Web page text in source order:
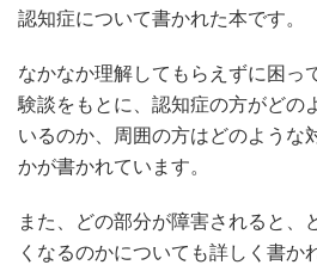
認知症について書かれた本です。
なかなか理解してもらえずに困っ
験談をもとに、認知症の方がどの
いるのか、周囲の方はどのような
かが書かれています。
また、どの部分が障害されると、
くなるのかについても詳しく書か